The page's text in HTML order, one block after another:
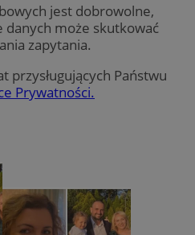
jest dobrowolne,
danych może skutkować
zapytania.
przysługujących Państwu
Prywatności.